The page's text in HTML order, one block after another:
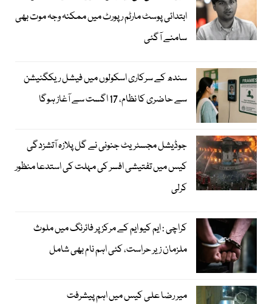
ابتدائی پوسٹ مارٹم رپورٹ میں ممکنہ وجہ موت بھی
سامنے آگئی
سندھ کے سرکاری اسکولوں میں فیشل ریکگنیشن
سے حاضری کا نظام، 17 اگست سے آغاز ہوگا
جوڈیشل مجسٹریٹ جنونی نے گل پلازہ آتشزدگی
کیس میں تفتیشی افسر کی مہلت کی استدعا منظور
کرلی
کراچی : ایم کیو ایم کے مرکز پر فائرنگ میں ملوث
ملزمان زیر حراست، کئی اہم نام بھی شامل
میر رضا علی کیس میں اہم پیشرفت